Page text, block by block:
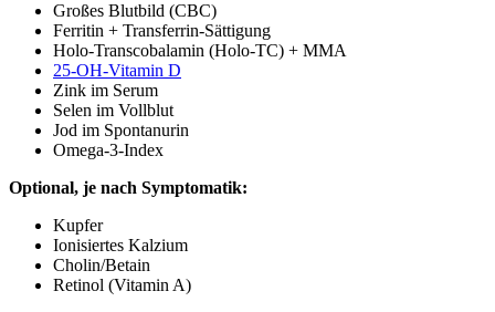
Großes Blutbild (CBC)
Ferritin + Transferrin-Sättigung
Holo-Transcobalamin (Holo-TC) + MMA
25-OH-Vitamin D
Zink im Serum
Selen im Vollblut
Jod im Spontanurin
Omega-3-Index
Optional, je nach Symptomatik:
Kupfer
Ionisiertes Kalzium
Cholin/Betain
Retinol (Vitamin A)